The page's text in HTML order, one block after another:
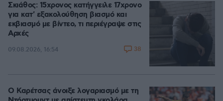
Σκιάθος: 15χρονος κατήγγειλε 17χρονο
για κατ' εξακολούθηση βιασμό και
εκβιασμό με βίντεο, τι περιέγραψε στις
Αρχές
09.08.2026, 16:54 38
Ο Καρέτσας άνοιξε λογαριασμό με τη